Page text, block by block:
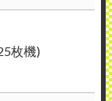
枚機)